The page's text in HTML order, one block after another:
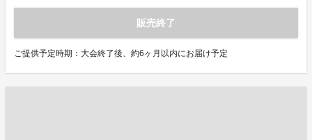
販売終了
ご提供予定時期：大会終了後、約6ヶ月以内にお届け予定